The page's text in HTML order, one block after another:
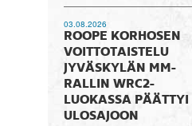
03.08.2026
ROOPE KORHOSEN
VOITTOTAISTELU
JYVÄSKYLÄN MM-
RALLIN WRC2-
LUOKASSA PÄÄTTYI
ULOSAJOON